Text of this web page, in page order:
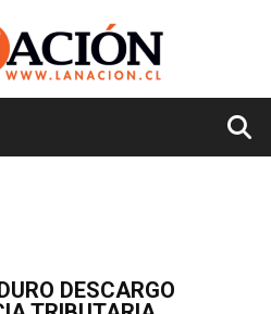
DESCARGO